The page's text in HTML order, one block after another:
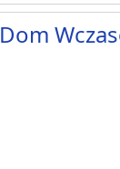
Dom